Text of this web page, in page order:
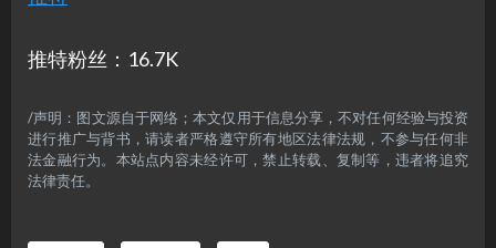
推特粉丝：16.7K
/声明：图文源自于网络；本文仅用于信息分享，不对任何经验与投资
进行推广与背书，请读者严格遵守所有地区法律法规，不参与任何非
法金融行为。本站点内容未经许可，禁止转载、复制等，违者将追究
法律责任。